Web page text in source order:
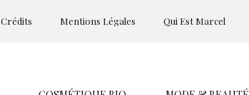
Crédits Mentions Légales Qui Est Marcel